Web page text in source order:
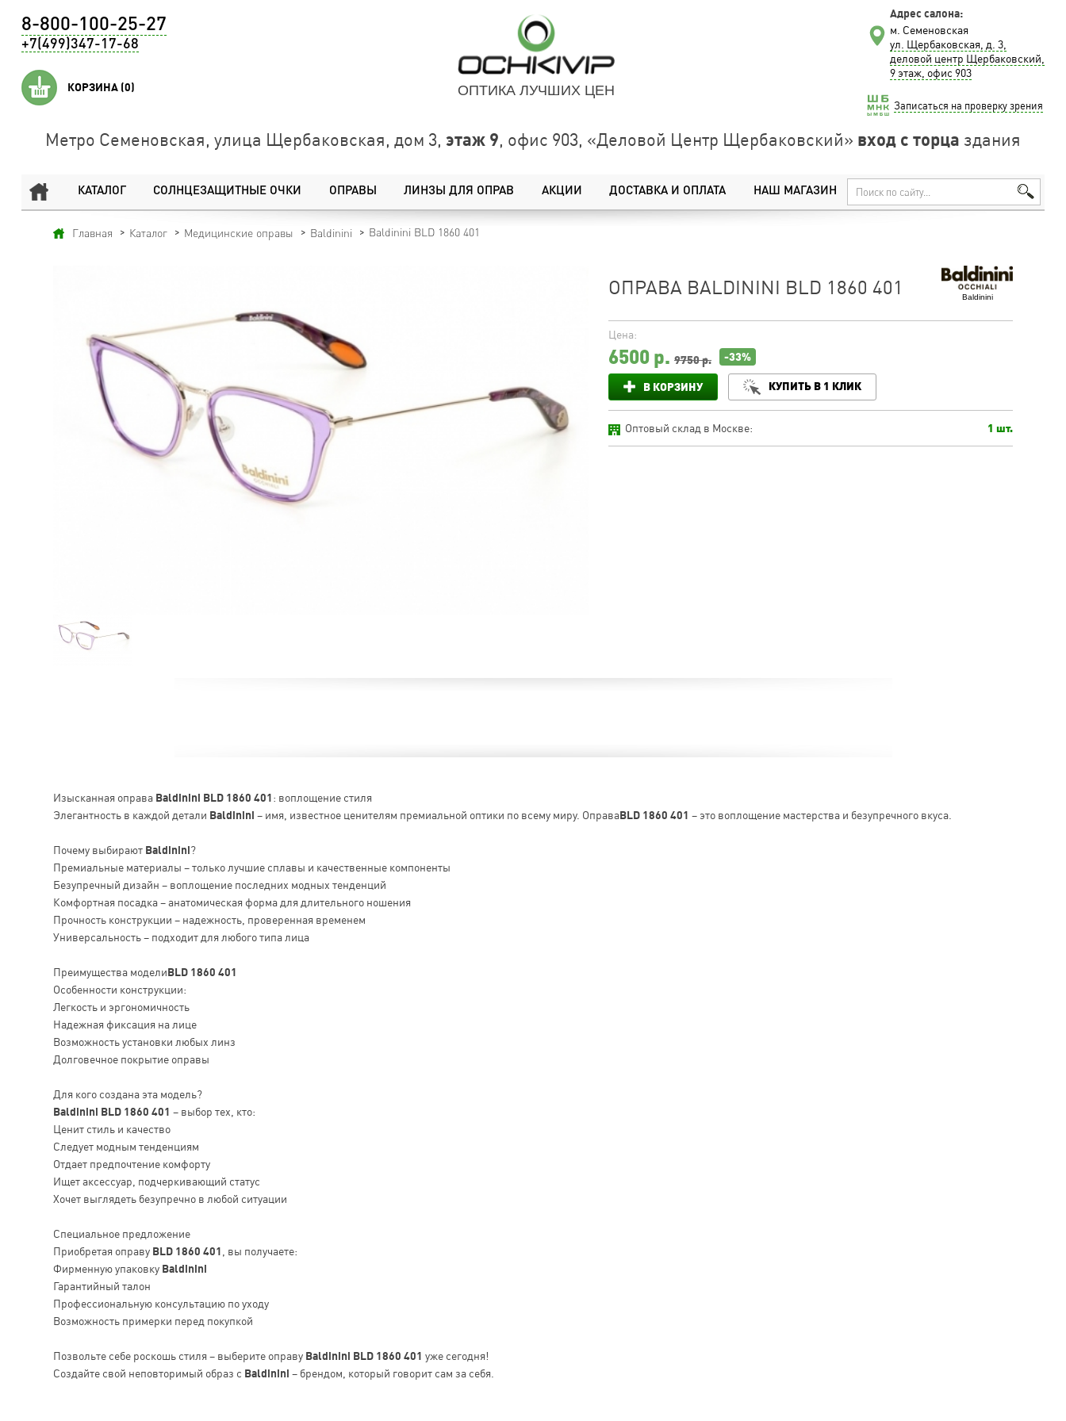
8-800-100-25-27
+7(499)347-17-68
КОРЗИНА (0) ОПТИКА ЛУЧШИХ ЦЕН
Адрес салона:
м. Семеновская
ул. Щербаковская, д. 3,
деловой центр Щербаковский,
9 этаж, офис 903
Записаться на проверку зрения
Метро Семеновская, улица Щербаковская, дом 3, этаж 9, офис 903, «Деловой Центр Щербаковский» вход с торца здания
КАТАЛОГ СОЛНЦЕЗАЩИТНЫЕ ОЧКИ ОПРАВЫ ЛИНЗЫ ДЛЯ ОПРАВ АКЦИИ ДОСТАВКА И ОПЛАТА НАШ МАГАЗИН
Главная Каталог Медицинские оправы Baldinini Baldinini BLD 1860 401
Baldinini
ОПРАВА BALDININI BLD 1860 401
Цена:
6500 р. 9750 р. -33%
В КОРЗИНУ КУПИТЬ В 1 КЛИК
Оптовый склад в Москве: 1 шт.
Изысканная оправа Baldinini BLD 1860 401: воплощение стиля
Элегантность в каждой детали Baldinini – имя, известное ценителям премиальной оптики по всему миру. ОправаBLD 1860 401 – это воплощение мастерства и безупречного вкуса.
Почему выбирают Baldinini?
Премиальные материалы – только лучшие сплавы и качественные компоненты
Безупречный дизайн – воплощение последних модных тенденций
Комфортная посадка – анатомическая форма для длительного ношения
Прочность конструкции – надежность, проверенная временем
Универсальность – подходит для любого типа лица
Преимущества моделиBLD 1860 401
Особенности конструкции:
Легкость и эргономичность
Надежная фиксация на лице
Возможность установки любых линз
Долговечное покрытие оправы
Для кого создана эта модель?
Baldinini BLD 1860 401 – выбор тех, кто:
Ценит стиль и качество
Следует модным тенденциям
Отдает предпочтение комфорту
Ищет аксессуар, подчеркивающий статус
Хочет выглядеть безупречно в любой ситуации
Специальное предложение
Приобретая оправу BLD 1860 401 , вы получаете:
Фирменную упаковку Baldinini
Гарантийный талон
Профессиональную консультацию по уходу
Возможность примерки перед покупкой
Позвольте себе роскошь стиля – выберите оправу Baldinini BLD 1860 401 уже сегодня!
Создайте свой неповторимый образ с Baldinini – брендом, который говорит сам за себя.